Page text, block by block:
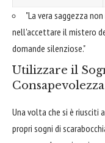
"La vera saggezza
nell'accettare il mistero
domande silenziose."
Utilizzare il
Una volta che si è riusciti
propri sogni di